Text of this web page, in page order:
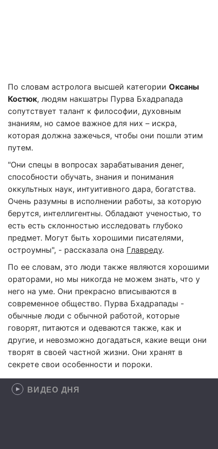
По словам астролога высшей категории Оксаны
Костюк, людям накшатры Пурва Бхадрапада
сопутствует талант к философии, духовным
знаниям, но самое важное для них – искра,
которая должна зажечься, чтобы они пошли этим
путем.
"Они спецы в вопросах зарабатывания денег,
способности обучать, знания и понимания
оккультных наук, интуитивного дара, богатства.
Очень разумны в исполнении работы, за которую
берутся, интеллигентны. Обладают ученостью, то
есть есть склонностью исследовать глубоко
предмет. Могут быть хорошими писателями,
остроумны", - рассказала она Главреду.
По ее словам, это люди также являются хорошими
ораторами, но мы никогда не можем знать, что у
него на уме. Они прекрасно вписываются в
современное общество. Пурва Бхадрапады -
обычные люди с обычной работой, которые
говорят, питаются и одеваются также, как и
другие, и невозможно догадаться, какие вещи они
творят в своей частной жизни. Они хранят в
секрете свои особенности и пороки.
ВИДЕО ДНЯ